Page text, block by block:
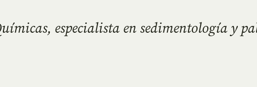
especialista en sedimentología y